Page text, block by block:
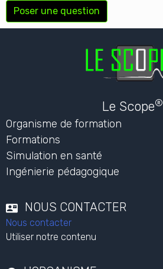
Poser une question
Le Scope®
Organisme de formation
Formations
Simulation en santé
Ingénierie pédagogique
NOUS CONTACTER
Nous contacter
Utiliser notre contenu